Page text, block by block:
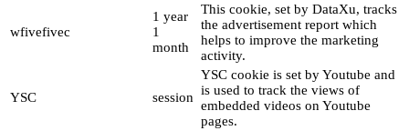
wfivefivec
1 year
1
month
This cookie, set by DataXu, tracks
the advertisement report which
helps to improve the marketing
activity.
YSC session
YSC cookie is set by Youtube and
is used to track the views of
embedded videos on Youtube
pages.